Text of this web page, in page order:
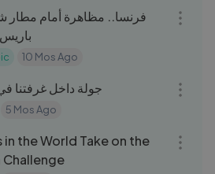
فرنسا.. مظاهرة أمام مطار
10 Mos Ago
😱جولة داخل غرفتنا
5 Mos Ago
the World Take on the
Challenge